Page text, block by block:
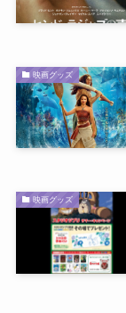
映画グッズ
映画グッズ